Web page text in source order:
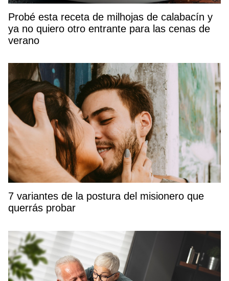
Probé esta receta de milhojas de calabacín y
ya no quiero otro entrante para las cenas de
verano
7 variantes de la postura del misionero que
querrás probar